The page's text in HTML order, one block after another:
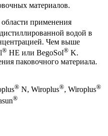
материалов.
применения
водой в
Чем выше
® HE или BegoSol® K.
паковочного материала.
® N, Wiroplus®, Wiroplus®
®